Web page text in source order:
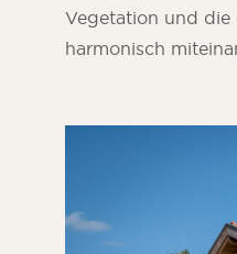
Vegetation und die
harmonisch